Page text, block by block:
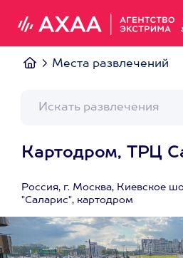
Места развлечений
Картодром, ТРЦ
Россия, г. Москва, Киевское
"Саларис", картодром